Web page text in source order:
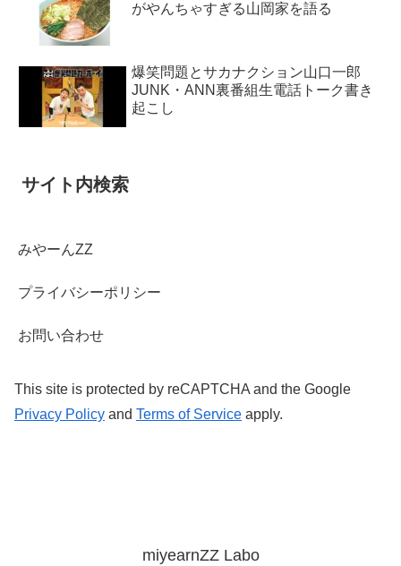
がやんちゃすぎる山岡家を語る
爆笑問題とサカナクション山口一郎
JUNK・ANN裏番組生電話トーク書き
起こし
サイト内検索
みやーんZZ
プライバシーポリシー
お問い合わせ
This site is protected by reCAPTCHA and the Google
Privacy Policy and Terms of Service apply.
miyearnZZ Labo